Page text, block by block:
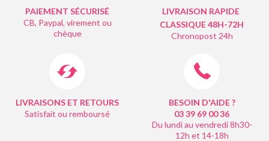
PAIEMENT SÉCURISÉ
CB, Paypal, virement ou
chèque
LIVRAISON RAPIDE
CLASSIQUE 48H-72H
Chronopost 24h
LIVRAISONS ET RETOURS
Satisfait ou remboursé
BESOIN D'AIDE ?
03 39 69 0036
Du lundi au vendredi 8h30-
12h et 14-18h